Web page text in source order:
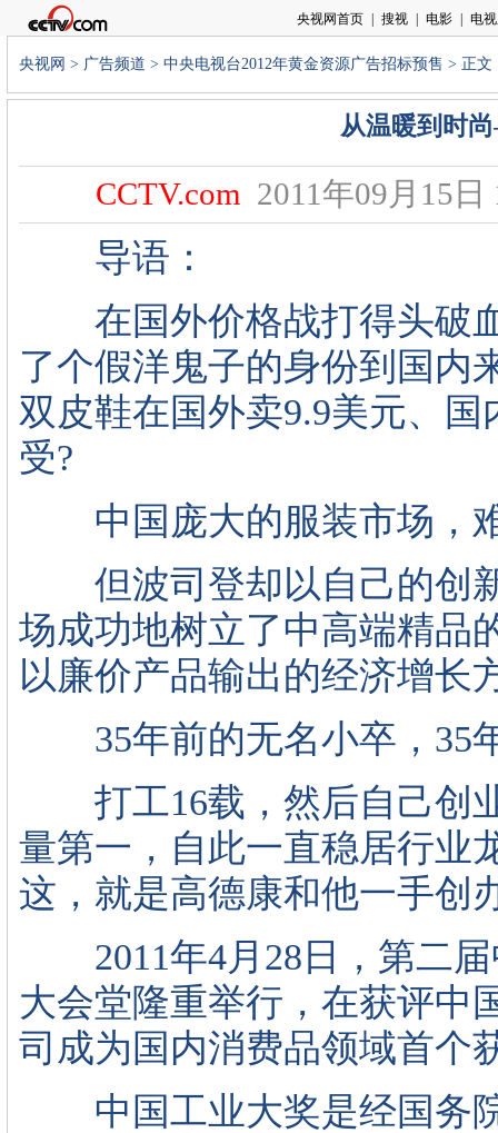
央视网 > 广告频道 > 中央电视台2012年黄金资源广告招标预售 > 正文
从温暖到时
CCTV.com 2011年09月15日
导语：
在国外价格战打得头破血
了个假洋鬼子的身份到国内
双皮鞋在国外卖9.9美元、
受?
中国庞大的服装市场，
但波司登却以自己的创新
场成功地树立了中高端精品
以廉价产品输出的经济增长
35年前的无名小卒，35
打工16载，然后自己创
量第一，自此一直稳居行业
这，就是高德康和他一手创
2011年4月28日，第二届
大会堂隆重举行，在获评中
司成为国内消费品领域首个
中国工业大奖是经国务院